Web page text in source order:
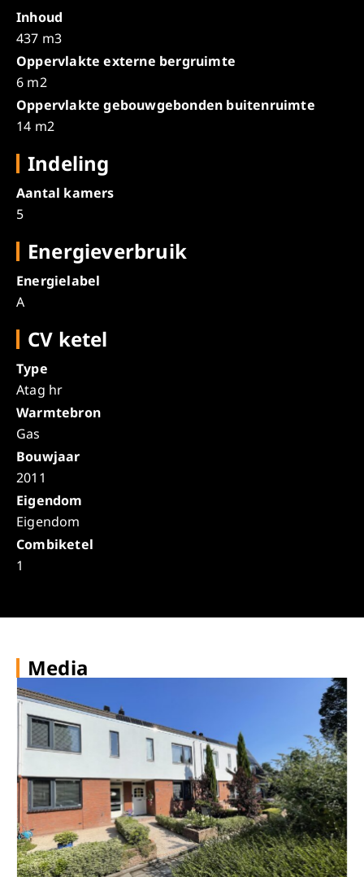
Inhoud
437 m3
Oppervlakte externe bergruimte
6 m2
Oppervlakte gebouwgebonden buitenruimte
14 m2
Indeling
Aantal kamers
5
Energieverbruik
Energielabel
A
CV ketel
Type
Atag hr
Warmtebron
Gas
Bouwjaar
2011
Eigendom
Eigendom
Combiketel
1
Media